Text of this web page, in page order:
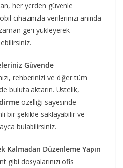
an, her yerden güvenle
cihazınızla verilerinizi anında
geri yükleyerek
Güvende
rehberinizi ve diğer tüm
buluta aktarın. Üstelik,
özelliği sayesinde
bir şekilde saklayabilir ve
bulabilirsiniz.
Kalmadan Düzenleme Yapın
gibi dosyalarınızı ofis